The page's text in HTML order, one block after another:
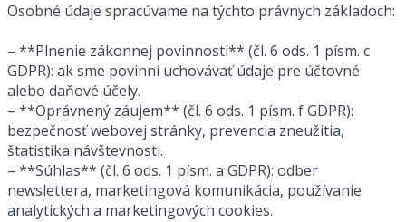
Osobné údaje spracúvame na týchto právnych základoch:
– **Plnenie zákonnej povinnosti** (čl. 6 ods. 1 písm. c
GDPR): ak sme povinní uchovávať údaje pre účtovné
alebo daňové účely.
– **Oprávnený záujem** (čl. 6 ods. 1 písm. f GDPR):
bezpečnosť webovej stránky, prevencia zneužitia,
štatistika návštevnosti.
– **Súhlas** (čl. 6 ods. 1 písm. a GDPR): odber
newslettera, marketingová komunikácia, používanie
analytických a marketingových cookies.